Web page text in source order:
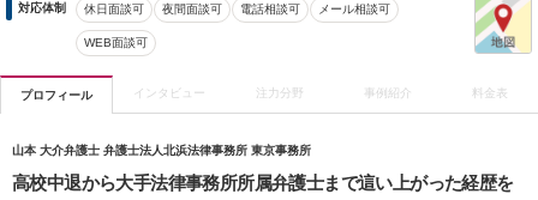
対応体制 休日面談可 夜間面談可 電話相談可 メール相談可
WEB面談可
プロフィール インタビュー 注力分野 事例紹介 料金表
山本 大介弁護士 弁護士法人北浜法律事務所 東京事務所
高校中退から大手法律事務所所属弁護士まで這い上がった経歴を